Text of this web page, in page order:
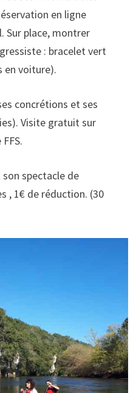
en ligne
Sur place, montrer
: bracelet vert
en voiture).
concrétions et ses
Visite gratuit sur
spectacle de
, 1€ de réduction. (30